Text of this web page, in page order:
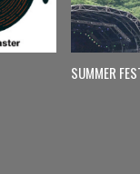
SUMMER